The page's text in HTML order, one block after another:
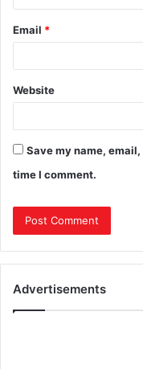
Email *
Website
Save my name,
time I comment.
Advertisements